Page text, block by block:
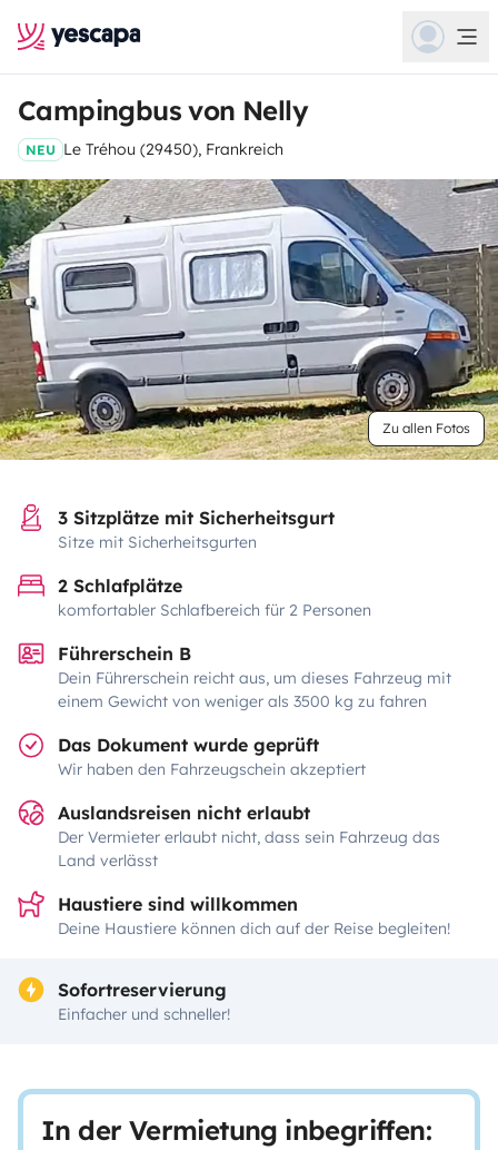
Campingbus von Nelly
NEU Le Tréhou (29450), Frankreich
Zu allen Fotos
3 Sitzplätze mit Sicherheitsgurt
Sitze mit Sicherheitsgurten
2 Schlafplätze
komfortabler Schlafbereich für 2 Personen
Führerschein B
Dein Führerschein reicht aus, um dieses Fahrzeug mit
einem Gewicht von weniger als 3500 kg zu fahren
Das Dokument wurde geprüft
Wir haben den Fahrzeugschein akzeptiert
Auslandsreisen nicht erlaubt
Der Vermieter erlaubt nicht, dass sein Fahrzeug das
Land verlässt
Haustiere sind willkommen
Deine Haustiere können dich auf der Reise begleiten!
Sofortreservierung
Einfacher und schneller!
In der Vermietung inbegriffen: